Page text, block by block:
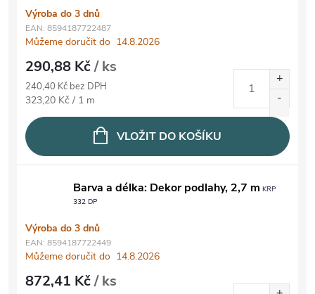
Výroba do 3 dnů
EAN: 8594187722487
Můžeme doručit do 14.8.2026
290,88 Kč/ ks
240,40 Kč bez DPH
Měrná cena:
323,20 Kč / 1 m
VLOŽIT DO KOŠÍKU
Barva a délka: Dekor podlahy, 2,7 m KRP
332 DP
Výroba do 3 dnů
EAN: 8594187722449
Můžeme doručit do 14.8.2026
872,41 Kč/ ks